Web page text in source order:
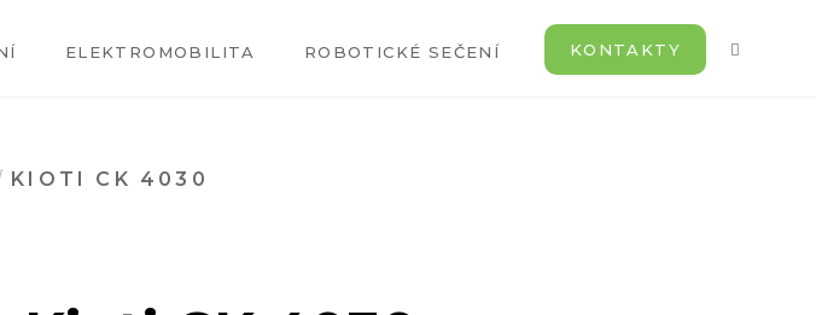
ELEKTROMOBILITA ROBOTICKÉ SEČENÍ KONTAKTY
KIOTI CK 4030